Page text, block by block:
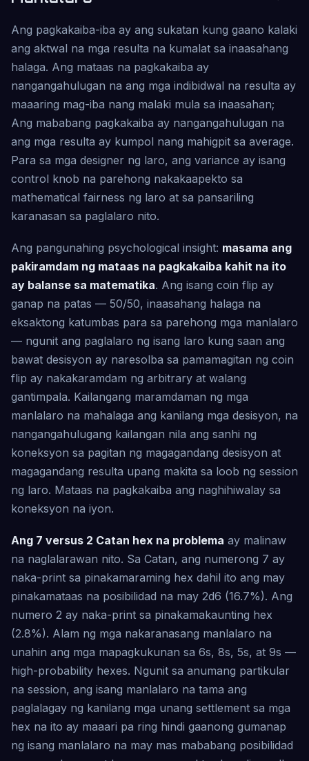
Ang pagkakaiba-iba ay ang sukatan kung gaano kalaki
ang aktwal na mga resulta na kumalat sa inaasahang
halaga. Ang mataas na pagkakaiba ay
nangangahulugan na ang mga indibidwal na resulta ay
maaaring mag-iba nang malaki mula sa inaasahan;
Ang mababang pagkakaiba ay nangangahulugan na
ang mga resulta ay kumpol nang mahigpit sa average.
Para sa mga designer ng laro, ang variance ay isang
control knob na parehong nakakaapekto sa
mathematical fairness ng laro at sa pansariling
karanasan sa paglalaro nito.
Ang pangunahing psychological insight: masama ang
pakiramdam ng mataas na pagkakaiba kahit na ito
ay balanse sa matematika. Ang isang coin flip ay
ganap na patas — 50/50, inaasahang halaga na
eksaktong katumbas para sa parehong mga manlalaro
— ngunit ang paglalaro ng isang laro kung saan ang
bawat desisyon ay naresolba sa pamamagitan ng coin
flip ay nakakaramdam ng arbitrary at walang
gantimpala. Kailangang maramdaman ng mga
manlalaro na mahalaga ang kanilang mga desisyon, na
nangangahulugang kailangan nila ang sanhi ng
koneksyon sa pagitan ng magagandang desisyon at
magagandang resulta upang makita sa loob ng session
ng laro. Mataas na pagkakaiba ang naghihiwalay sa
koneksyon na iyon.
Ang 7 versus 2 Catan hex na problema ay malinaw
na naglalarawan nito. Sa Catan, ang numerong 7 ay
naka-print sa pinakamaraming hex dahil ito ang may
pinakamataas na posibilidad na may 2d6 (16.7%). Ang
numero 2 ay naka-print sa pinakamakaunting hex
(2.8%). Alam ng mga nakaranasang manlalaro na
unahin ang mga mapagkukunan sa 6s, 8s, 5s, at 9s —
high-probability hexes. Ngunit sa anumang partikular
na session, ang isang manlalaro na tama ang
paglalagay ng kanilang mga unang settlement sa mga
hex na ito ay maaari pa ring hindi gaanong gumanap
ng isang manlalaro na may mas mababang posibilidad